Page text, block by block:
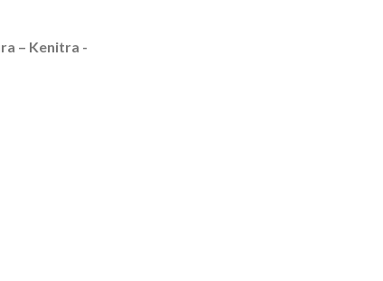
– Kenitra -